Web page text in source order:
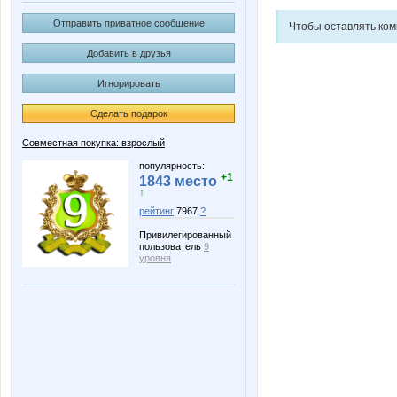
Отправить приватное сообщение
Добавить в друзья
Игнорировать
Сделать подарок
Совместная покупка: взрослый
популярность:
1843 место +1
↑
рейтинг 7967 ?
Привилегированный
пользователь 9
уровня
Чтобы оставлять